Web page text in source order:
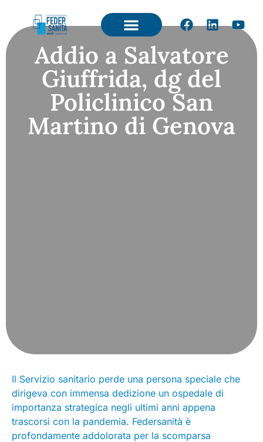
Addio a Salvatore
Giuffrida, dg del
Policlinico San
Martino di Genova
Il Servizio sanitario perde una persona speciale che
dirigeva con immensa dedizione un ospedale di
importanza strategica negli ultimi anni appena
trascorsi con la pandemia. Federsanità è
profondamente addolorata per la scomparsa